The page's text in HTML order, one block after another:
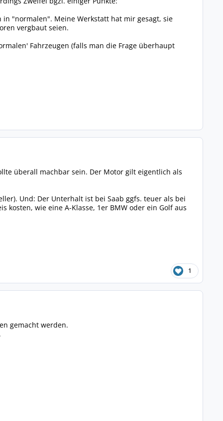
"normalen". Meine Werkstatt hat mir gesagt, sie
vergbaut seien.
Fahrzeugen (falls man die Frage überhaupt
überall machbar sein. Der Motor gilt eigentlich als
Und: Der Unterhalt ist bei Saab ggfs. teuer als bei
wie eine A-Klasse, 1er BMW oder ein Golf aus
1
gemacht werden.